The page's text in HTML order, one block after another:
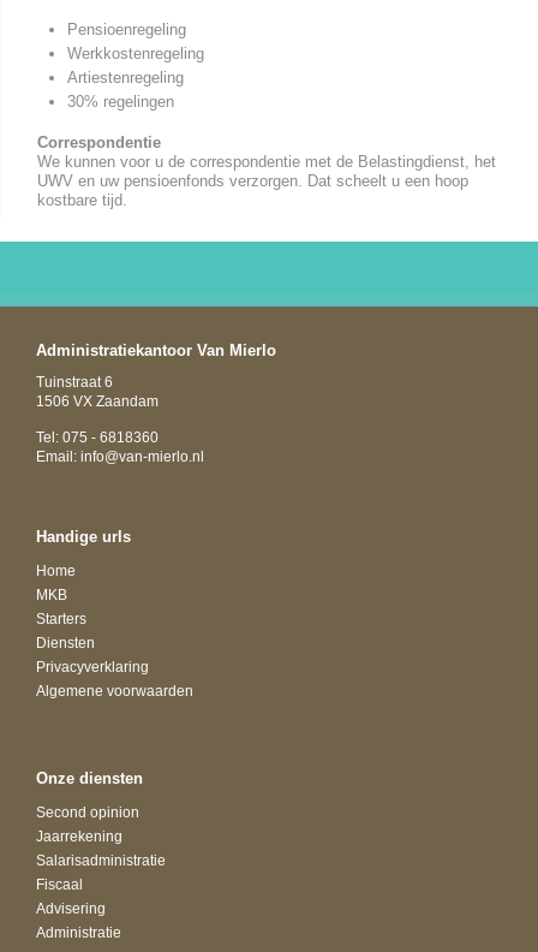
Pensioenregeling
Werkkostenregeling
Artiestenregeling
30% regelingen
Correspondentie
We kunnen voor u de correspondentie met de Belastingdienst, het
UWV en uw pensioenfonds verzorgen. Dat scheelt u een hoop
kostbare tijd.
Administratiekantoor Van Mierlo
Tuinstraat 6
1506 VX Zaandam
Tel: 075 - 6818360
Email: info@van-mierlo.nl
Handige urls
Home
MKB
Starters
Diensten
Privacyverklaring
Algemene voorwaarden
Onze diensten
Second opinion
Jaarrekening
Salarisadministratie
Fiscaal
Advisering
Administratie